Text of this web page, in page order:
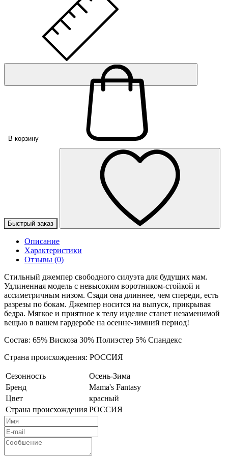
В корзину
Быстрый заказ
Описание
Характеристики
Отзывы (0)
Стильный джемпер свободного силуэта для будущих мам.
Удлиненная модель с невысоким воротником-стойкой и
ассиметричным низом. Сзади она длиннее, чем спереди, есть
разрезы по бокам. Джемпер носится на выпуск, прикрывая
бедра. Мягкое и приятное к телу изделие станет незаменимой
вещью в вашем гардеробе на осенне-зимний период!
Состав: 65% Вискоза 30% Полиэстер 5% Спандекс
Страна происхождения: РОССИЯ
Сезонность
Осень-Зима
Бренд
Mama's Fantasy
Цвет
красный
Страна происхождения РОССИЯ